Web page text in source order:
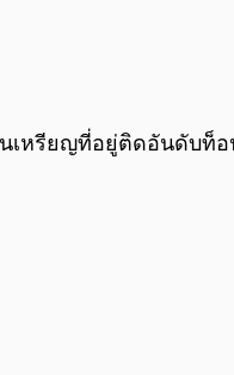
เหรียญที่อยู่ติดอันดับท็อ